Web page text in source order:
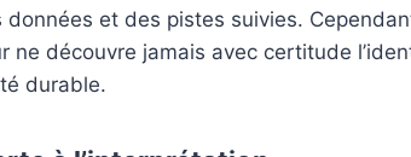
et des pistes suivies.
ne découvre jamais avec certitude
durable.